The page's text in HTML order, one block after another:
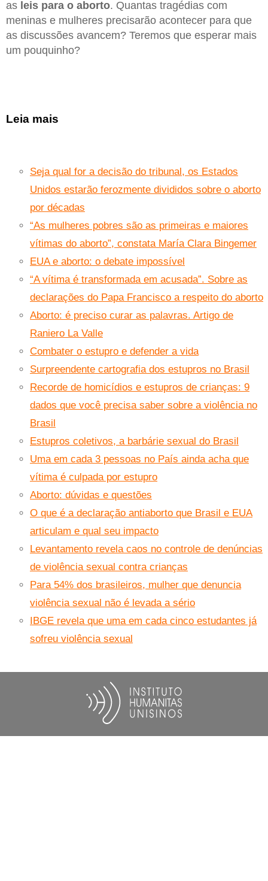
as leis para o aborto. Quantas tragédias com
meninas e mulheres precisarão acontecer para que
as discussões avancem? Teremos que esperar mais
um pouquinho?
Leia mais
Seja qual for a decisão do tribunal, os Estados
Unidos estarão ferozmente divididos sobre o aborto
por décadas
“As mulheres pobres são as primeiras e maiores
vítimas do aborto”, constata María Clara Bingemer
EUA e aborto: o debate impossível
“A vítima é transformada em acusada”. Sobre as
declarações do Papa Francisco a respeito do aborto
Aborto: é preciso curar as palavras. Artigo de
Raniero La Valle
Combater o estupro e defender a vida
Surpreendente cartografia dos estupros no Brasil
Recorde de homicídios e estupros de crianças: 9
dados que você precisa saber sobre a violência no
Brasil
Estupros coletivos, a barbárie sexual do Brasil
Uma em cada 3 pessoas no País ainda acha que
vítima é culpada por estupro
Aborto: dúvidas e questões
O que é a declaração antiaborto que Brasil e EUA
articulam e qual seu impacto
Levantamento revela caos no controle de denúncias
de violência sexual contra crianças
Para 54% dos brasileiros, mulher que denuncia
violência sexual não é levada a sério
IBGE revela que uma em cada cinco estudantes já
sofreu violência sexual